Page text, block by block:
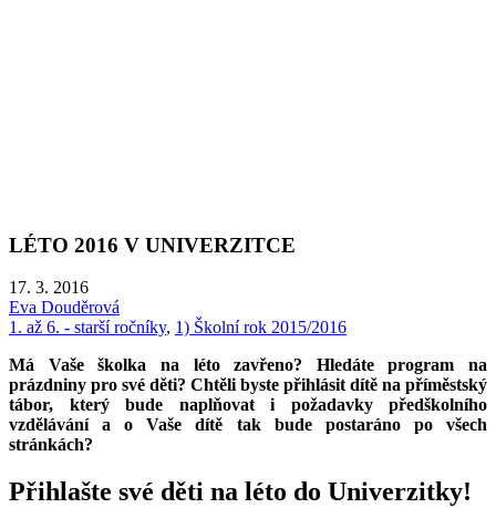
LÉTO 2016 V UNIVERZITCE
17. 3. 2016
Eva Douděrová
1. až 6. - starší ročníky, 1) Školní rok 2015/2016
Má Vaše školka na léto zavřeno? Hledáte program na
prázdniny pro své děti? Chtěli byste přihlásit dítě na příměstský
tábor, který bude naplňovat i požadavky předškolního
vzdělávání a o Vaše dítě tak bude postaráno po všech
stránkách?
Přihlašte své děti na léto do Univerzitky!